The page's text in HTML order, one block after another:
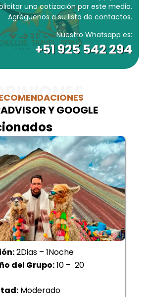
una cotización por este medio.
Agréguenos a su lista de contactos.
Nuestro Whatsapp es:
+51 925 542 294
Y GOOGLE
2Dias – 1Noche
del Grupo:10 – 20
Moderado